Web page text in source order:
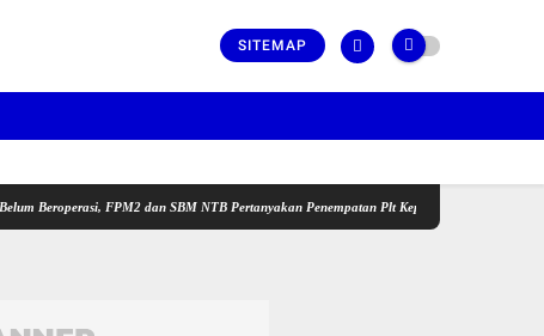
SITEMAP
FPM2 dan SBM NTB Pertanyakan Penempatan Plt Kepala Puskesmas serta Tenaga